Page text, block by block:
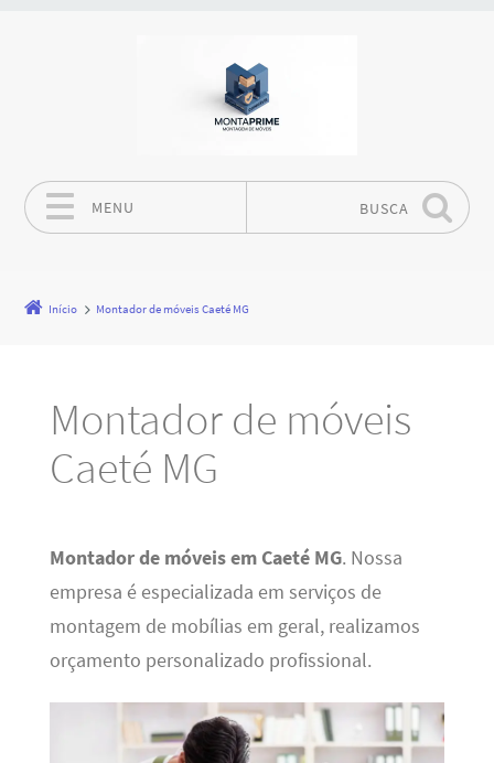
MENU BUSCA
Início Montador de móveis Caeté MG
Montador de móveis
Caeté MG
Montador de móveis em Caeté MG. Nossa
empresa é especializada em serviços de
montagem de mobílias em geral, realizamos
orçamento personalizado profissional.